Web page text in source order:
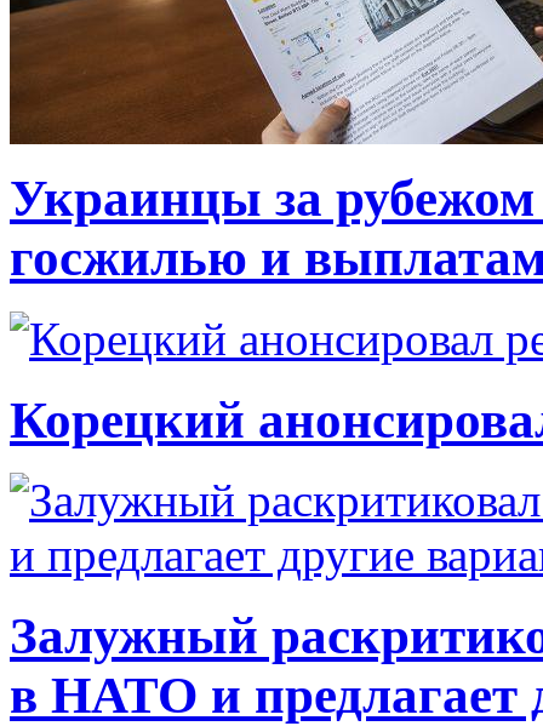
Украинцы за рубежом
госжилью и
Корецкий
Залужный
в НАТО и предлагает